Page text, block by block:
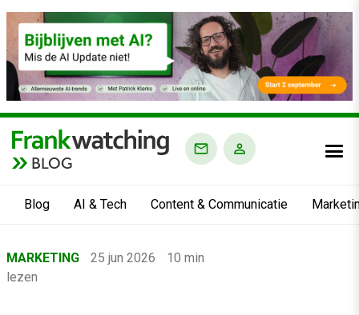
BLOG
Blog AI & Tech Content & Communicatie
›MARKETING 25 jun 2026
10 min
lezen